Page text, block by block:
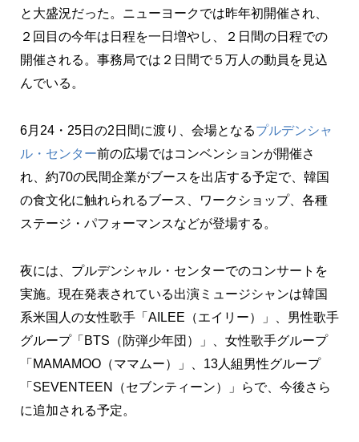
と大盛況だった。ニューヨークでは昨年初開催され、
２回目の今年は日程を一日増やし、２日間の日程での
開催される。事務局では２日間で５万人の動員を見込
んでいる。
6月24・25日の2日間に渡り、会場となるプルデンシャ
ル・センター前の広場ではコンベンションが開催さ
れ、約70の民間企業がブースを出店する予定で、韓国
の食文化に触れられるブース、ワークショップ、各種
ステージ・パフォーマンスなどが登場する。
夜には、プルデンシャル・センターでのコンサートを
実施。現在発表されている出演ミュージシャンは韓国
系米国人の女性歌手「AILEE（エイリー）」、男性歌手
グループ「BTS（防弾少年団）」、女性歌手グループ
「MAMAMOO（ママムー）」、13人組男性グループ
「SEVENTEEN（セブンティーン）」らで、今後さら
に追加される予定。